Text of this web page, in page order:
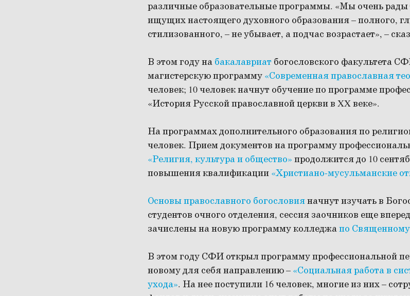
различные образовательные программы. «Мы очень рады
ищущих настоящего духовного образования – полного,
стилизованного, – не убывает, а подчас возрастает», –
В этом году на бакалавриат богословского факультета
магистерскую программу «Современная православная
человек; 10 человек начнут обучение по программе
«История Русской православной церкви в XX веке».
На программах дополнительного образования по
человек. Прием документов на программу
«Религия, культура и общество» продолжится до 10
повышения квалификации «Христиано-мусульманские
Основы православного богословияначнут изучать в
студентов очного отделения, сессия заочников еще
зачислены на новую программу колледжапо
В этом году СФИ открыл программу профессиональной
новому для себя направлению – «Социальная работа в
ухода». На нее поступили 16 человек, многие из них –